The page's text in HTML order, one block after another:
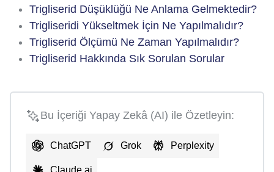
Trigliserid Düşüklüğü Ne Anlama Gelmektedir?
Trigliseridi Yükseltmek İçin Ne Yapılmalıdır?
Trigliserid Ölçümü Ne Zaman Yapılmalıdır?
Trigliserid Hakkında Sık Sorulan Sorular
Bu İçeriği Yapay Zekâ (AI) ile Özetleyin:
ChatGPT Grok Perplexity